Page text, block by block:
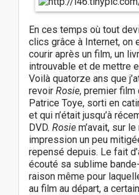
g
a
t
i
o
n
En ces temps où tout
clics grâce à Internet, on
courir après un film, un
introuvable et de mettre
Voilà quatorze ans que
revoir Rosie, premier film
Patrice Toye, sorti en
et qui n’était jusqu’à
DVD. Rosie m’avait, sur
impression un peu
repensé depuis. Le fait
écouté sa sublime
raison même pour
au film au départ, a